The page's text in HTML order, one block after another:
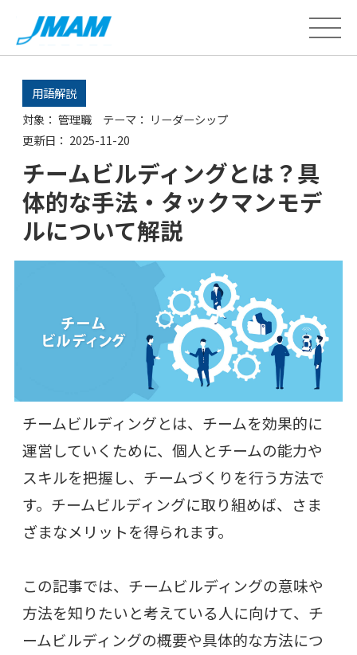
用語解説
対象： 管理職 テーマ： リーダーシップ
更新日： 2025-11-20
チームビルディングとは？具
体的な手法・タックマンモデ
ルについて解説
チームビルディングとは、チームを効果的に
運営していくために、個人とチームの能力や
スキルを把握し、チームづくりを行う方法で
す。チームビルディングに取り組めば、さま
ざまなメリットを得られます。
この記事では、チームビルディングの意味や
方法を知りたいと考えている人に向けて、チ
ームビルディングの概要や具体的な方法につ